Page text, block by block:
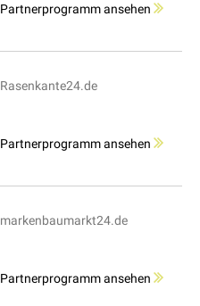
Partnerprogramm ansehen
Rasenkante24.de
Partnerprogramm ansehen
markenbaumarkt24.de
Partnerprogramm ansehen